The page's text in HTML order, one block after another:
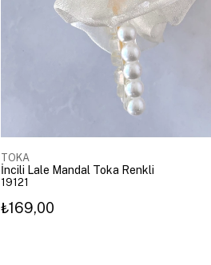
TOKA
İncili Lale Mandal Toka Renkli
19121
₺169,00